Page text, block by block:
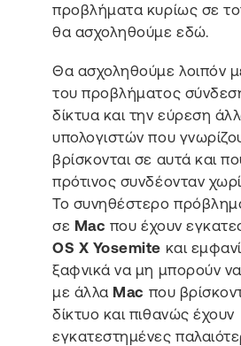
προβλήματα κυρίως σε
θα ασχοληθούμε εδώ.
Θα ασχοληθούμε λοιπόν
του προβλήματος
δίκτυα και την εύρεση
υπολογιστών που
βρίσκονται σε αυτά και
πρότινος συνδέονταν
Το συνηθέστερο
σε Mac που έχουν
OS X Yosemite και
ξαφνικά να μη μπορούν
με άλλα Mac που
δίκτυο και πιθανώς έχουν
εγκατεστημένες